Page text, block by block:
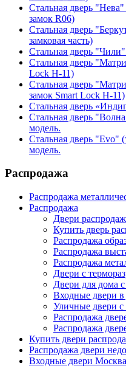
Стальная дверь
замок R06)
Стальная дверь
замковая часть)
Стальная дверь
Стальная дверь
Lock H-11)
Стальная дверь
замок Smart Lock H-11)
Стальная дверь
Стальная дверь
модель.
Стальная дверь "Evo"
модель.
Распродажа
Распродажа
Распродажа
Двери
Купить дверь
Распродажа
Распродажа
Распродажа
Двери с
Двери для дома
Входные двери
Уличные двери
Распродажа
Распродажа
Купить двери
Распродажа двери
Входные двери Москва